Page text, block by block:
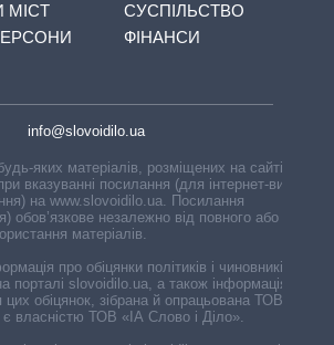
МІСТ
СУСПІЛЬСТВО
ФІНАНСИ
info@slovoidilo.ua
яких матеріалів, розміщених на сайті,
вказуванні посилання (для інтернет-видань
на www.slovoidilo.ua. Посилання
обов’язкове незалежно від повного або
матеріалів.
про обіцянки політиків і чиновників,
порталі slovoidilo.ua, а також інформація про
обіцянок, зібрана й опрацьована ТОВ «ІА
є власністю ТОВ «ІА Слово і Діло».